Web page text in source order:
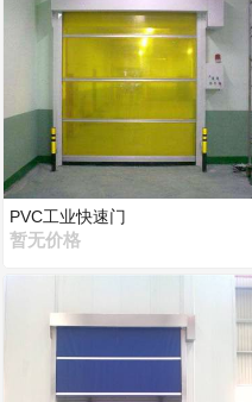
PVC工业快速门
暂无价格